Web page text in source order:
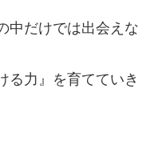
中だけでは出会えな
る力』を育てていき